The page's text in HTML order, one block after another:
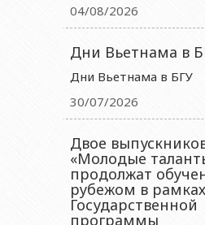
04/08/2026
Дни Вьетнама в
Дни Вьетнама в БГУ
30/07/2026
Двое
«Молодые
продолжат
рубежом в рамках
Государственной
программы